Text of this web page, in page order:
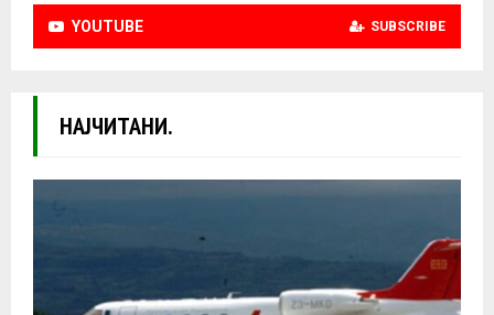
YOUTUBE SUBSCRIBE
НАЈЧИТАНИ.